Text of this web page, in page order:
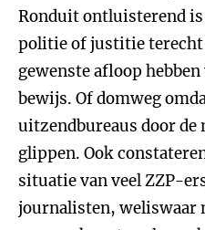
Ronduit ontluisterend is
politie of justitie terecht
gewenste afloop
bewijs. Of domweg
uitzendbureaus door de
glippen. Ook
situatie van veel ZZP-
journalisten, weliswaar